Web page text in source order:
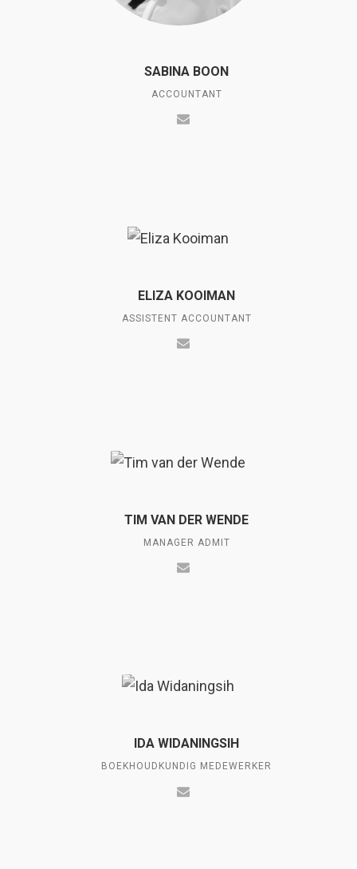
SABINA BOON
ACCOUNTANT
ELIZA KOOIMAN
ASSISTENT ACCOUNTANT
TIM VAN DER WENDE
MANAGER ADMIT
IDA WIDANINGSIH
BOEKHOUDKUNDIG MEDEWERKER